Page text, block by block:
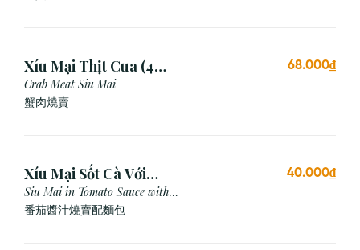
Xíu Mại Thịt Cua (4
Viên)
Crab Meat Siu Mai
蟹肉燒賣
68.000₫
Xíu Mại Sốt Cà Với
Bánh Mì (1 Viên)
Siu Mai in Tomato Sauce with
Bread
番茄醬汁燒賣配麵包
40.000₫